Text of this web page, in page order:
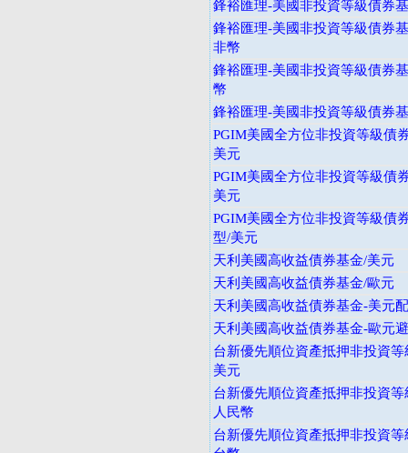
鋒裕匯理-美國非投資等級債券
鋒裕匯理-美國非投資等級債券
非幣
鋒裕匯理-美國非投資等級債券
幣
鋒裕匯理-美國非投資等級債券
PGIM美國全方位非投資等級債
美元
PGIM美國全方位非投資等級債
美元
PGIM美國全方位非投資等級債
型/美元
天利美國高收益債券基金/美元
天利美國高收益債券基金/歐元
天利美國高收益債券基金-美元
天利美國高收益債券基金-歐元
台新優先順位資產抵押非投資
美元
台新優先順位資產抵押非投資
人民幣
台新優先順位資產抵押非投資